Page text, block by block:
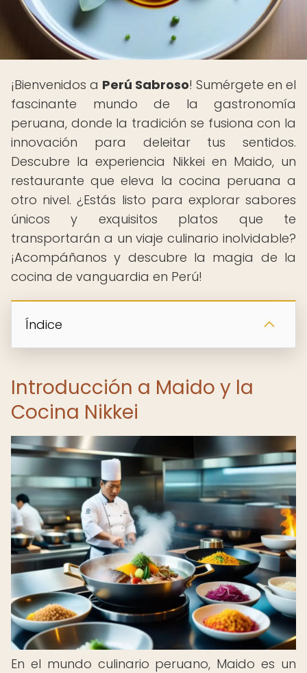
¡Bienvenidos a Perú Sabroso! Sumérgete en el
fascinante mundo de la gastronomía
peruana, donde la tradición se fusiona con la
innovación para deleitar tus sentidos.
Descubre la experiencia Nikkei en Maido, un
restaurante que eleva la cocina peruana a
otro nivel. ¿Estás listo para explorar sabores
únicos y exquisitos platos que te
transportarán a un viaje culinario inolvidable?
¡Acompáñanos y descubre la magia de la
cocina de vanguardia en Perú! ️
Índice
Introducción a Maido y la
Cocina Nikkei
En el mundo culinario peruano, Maido es un